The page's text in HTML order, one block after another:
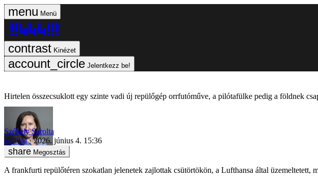
Menü
Kinézet
Jelentkezz be!
Hirtelen összecsuklott egy szinte vadi új repülőgép orrfutóműve, a pilótafülke pedig a földnek
Székely Sarolta
külföld
2026. június 4. 15:36
Megosztás
A frankfurti repülőtéren szokatlan jelenetek zajlottak csütörtökön, a Lufthansa által